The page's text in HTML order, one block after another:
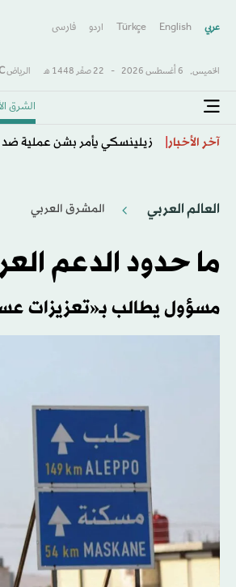
عربي English
Türkçe اردو فارسى
الخميس, 6 أغسطس 2026 - 22 صفَر 1448 هـ الرياض
الشرق
آخر الأخبار زيلينسكي يأمر بشن عملية ضد
العالم العربي المشرق العربي
ما حدود الدعم
مسؤول يطالب بـ«تعزيزات